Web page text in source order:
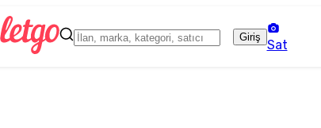
Giriş
Sat